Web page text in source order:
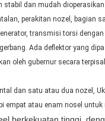
stabil dan mudah dioperasikan.
perakitan nozel, bagian
transmisi torsi
Ada deflektor yang
oleh gubernur secara
dan satu atau dua nozel,
atau enam nosel